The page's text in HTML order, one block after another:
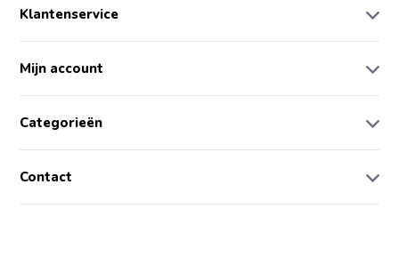
Klantenservice
Mijn account
Categorieën
Contact